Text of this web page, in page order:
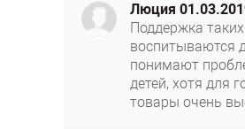
Люция
Поддержка
воспитываются
понимают
детей, хотя для
товары очень